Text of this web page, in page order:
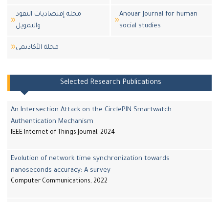
مجلة إقتصاديات النقود
والتمويل
Anouar Journal for human
social studies
مجلة اﻷكاديمي
Selected Research Publications
An Intersection Attack on the CirclePIN Smartwatch
Authentication Mechanism
IEEE Internet of Things Journal, 2024
Evolution of network time synchronization towards
nanoseconds accuracy: A survey
Computer Communications, 2022